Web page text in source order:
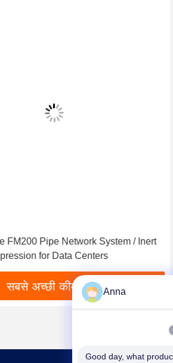
Inert
HFC-227ea (FM 200) -
प्रणाली
सबसे अच्छी
Anna
Good day, what